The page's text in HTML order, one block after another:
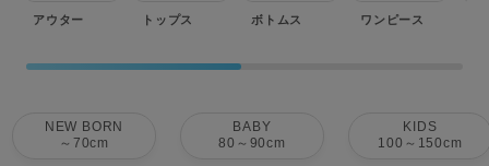
アウター トップス ボトムス ワンピース
NEW BORN
～70cm
BABY
80～90cm
KIDS
100～150cm